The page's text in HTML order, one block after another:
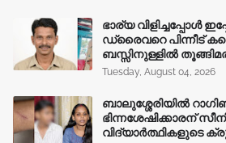
ഭാര്യ വിളിച്ചപ്പോള്‍
ഡ്രൈവറെ പിന്നീട്
ബസ്സിനുള്ളില്‍
Tuesday, August 04, 2026
ബാലുശ്ശേരിയിൽ
ഭിന്നശേഷിക്കാരന്
വിദ്യാർത്ഥികളുടെ